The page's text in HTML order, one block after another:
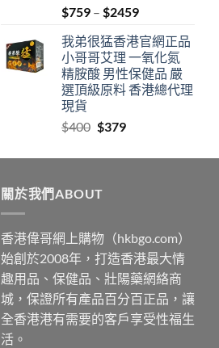
$759 – $2459Price
$759
through
$2459
我弟很猛香港官網正品
小哥哥艾理 一氧化氮
精胺酸 男性保健品 嚴
選頂級原料 香港總代理
現貨
$400 Original
was:
$379Current
is:
關於我們ABOUT
香港偉哥網上購物（hkbgo.com）
始創於2008年，打造香港最大情
趣用品、保健品、壯陽藥網絡商
城，保證所有產品百分百正品，讓
全香港港有需要的客戶享受性福生
活。